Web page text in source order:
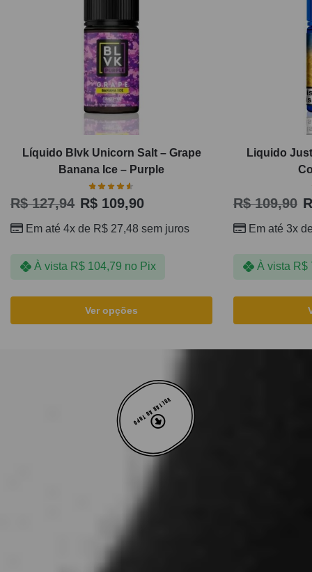
Líquido Blvk Unicorn Salt – Grape
Banana Ice – Purple
R$127,94 R$ 109,90
Em até 4x de R$ 27,48 sem juros
À vista R$104,79 no Pix
Ver opções
Liquido
R$109,90
Em até 3x
À vista R$
VOLTAR AO TOPO